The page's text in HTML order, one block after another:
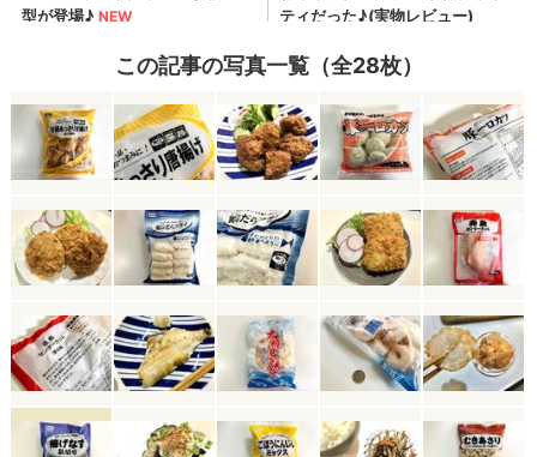
この記事の写真一覧（全28枚）